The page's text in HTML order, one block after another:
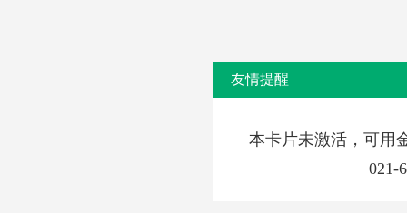
友情提醒
本卡片未激活，可用
021-